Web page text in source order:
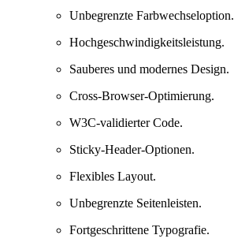
Unbegrenzte Farbwechseloption.
Hochgeschwindigkeitsleistung.
Sauberes und modernes Design.
Cross-Browser-Optimierung.
W3C-validierter Code.
Sticky-Header-Optionen.
Flexibles Layout.
Unbegrenzte Seitenleisten.
Fortgeschrittene Typografie.